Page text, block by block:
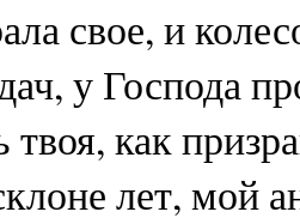
свое, и
у Господа
как
лет, мой